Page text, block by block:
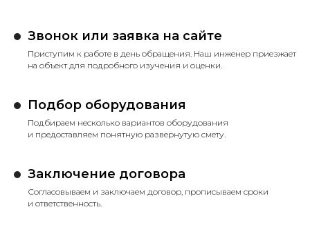
Звонок или заявка на сайте
Приступим к работе в день обращения. Наш инженер приезжает
на объект для подробного изучения и оценки.
Подбор оборудования
Подбираем несколько вариантов оборудования
и предоставляем понятную развернутую смету.
Заключение договора
Согласовываем и заключаем договор, прописываем сроки
и ответственность.